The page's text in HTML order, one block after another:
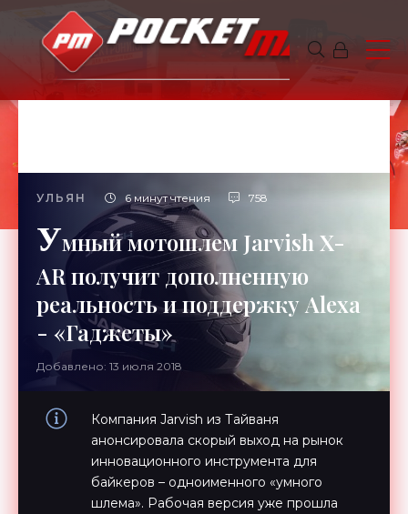
УЛЬЯН 6 минут чтения 758
Умный мотошлем Jarvish X-
AR получит дополненную
реальность и поддержку Alexa
- «Гаджеты»
Добавлено: 13 июля 2018
Компания Jarvish из Тайваня
анонсировала скорый выход на рынок
инновационного инструмента для
байкеров – одноименного «умного
шлема». Рабочая версия уже прошла